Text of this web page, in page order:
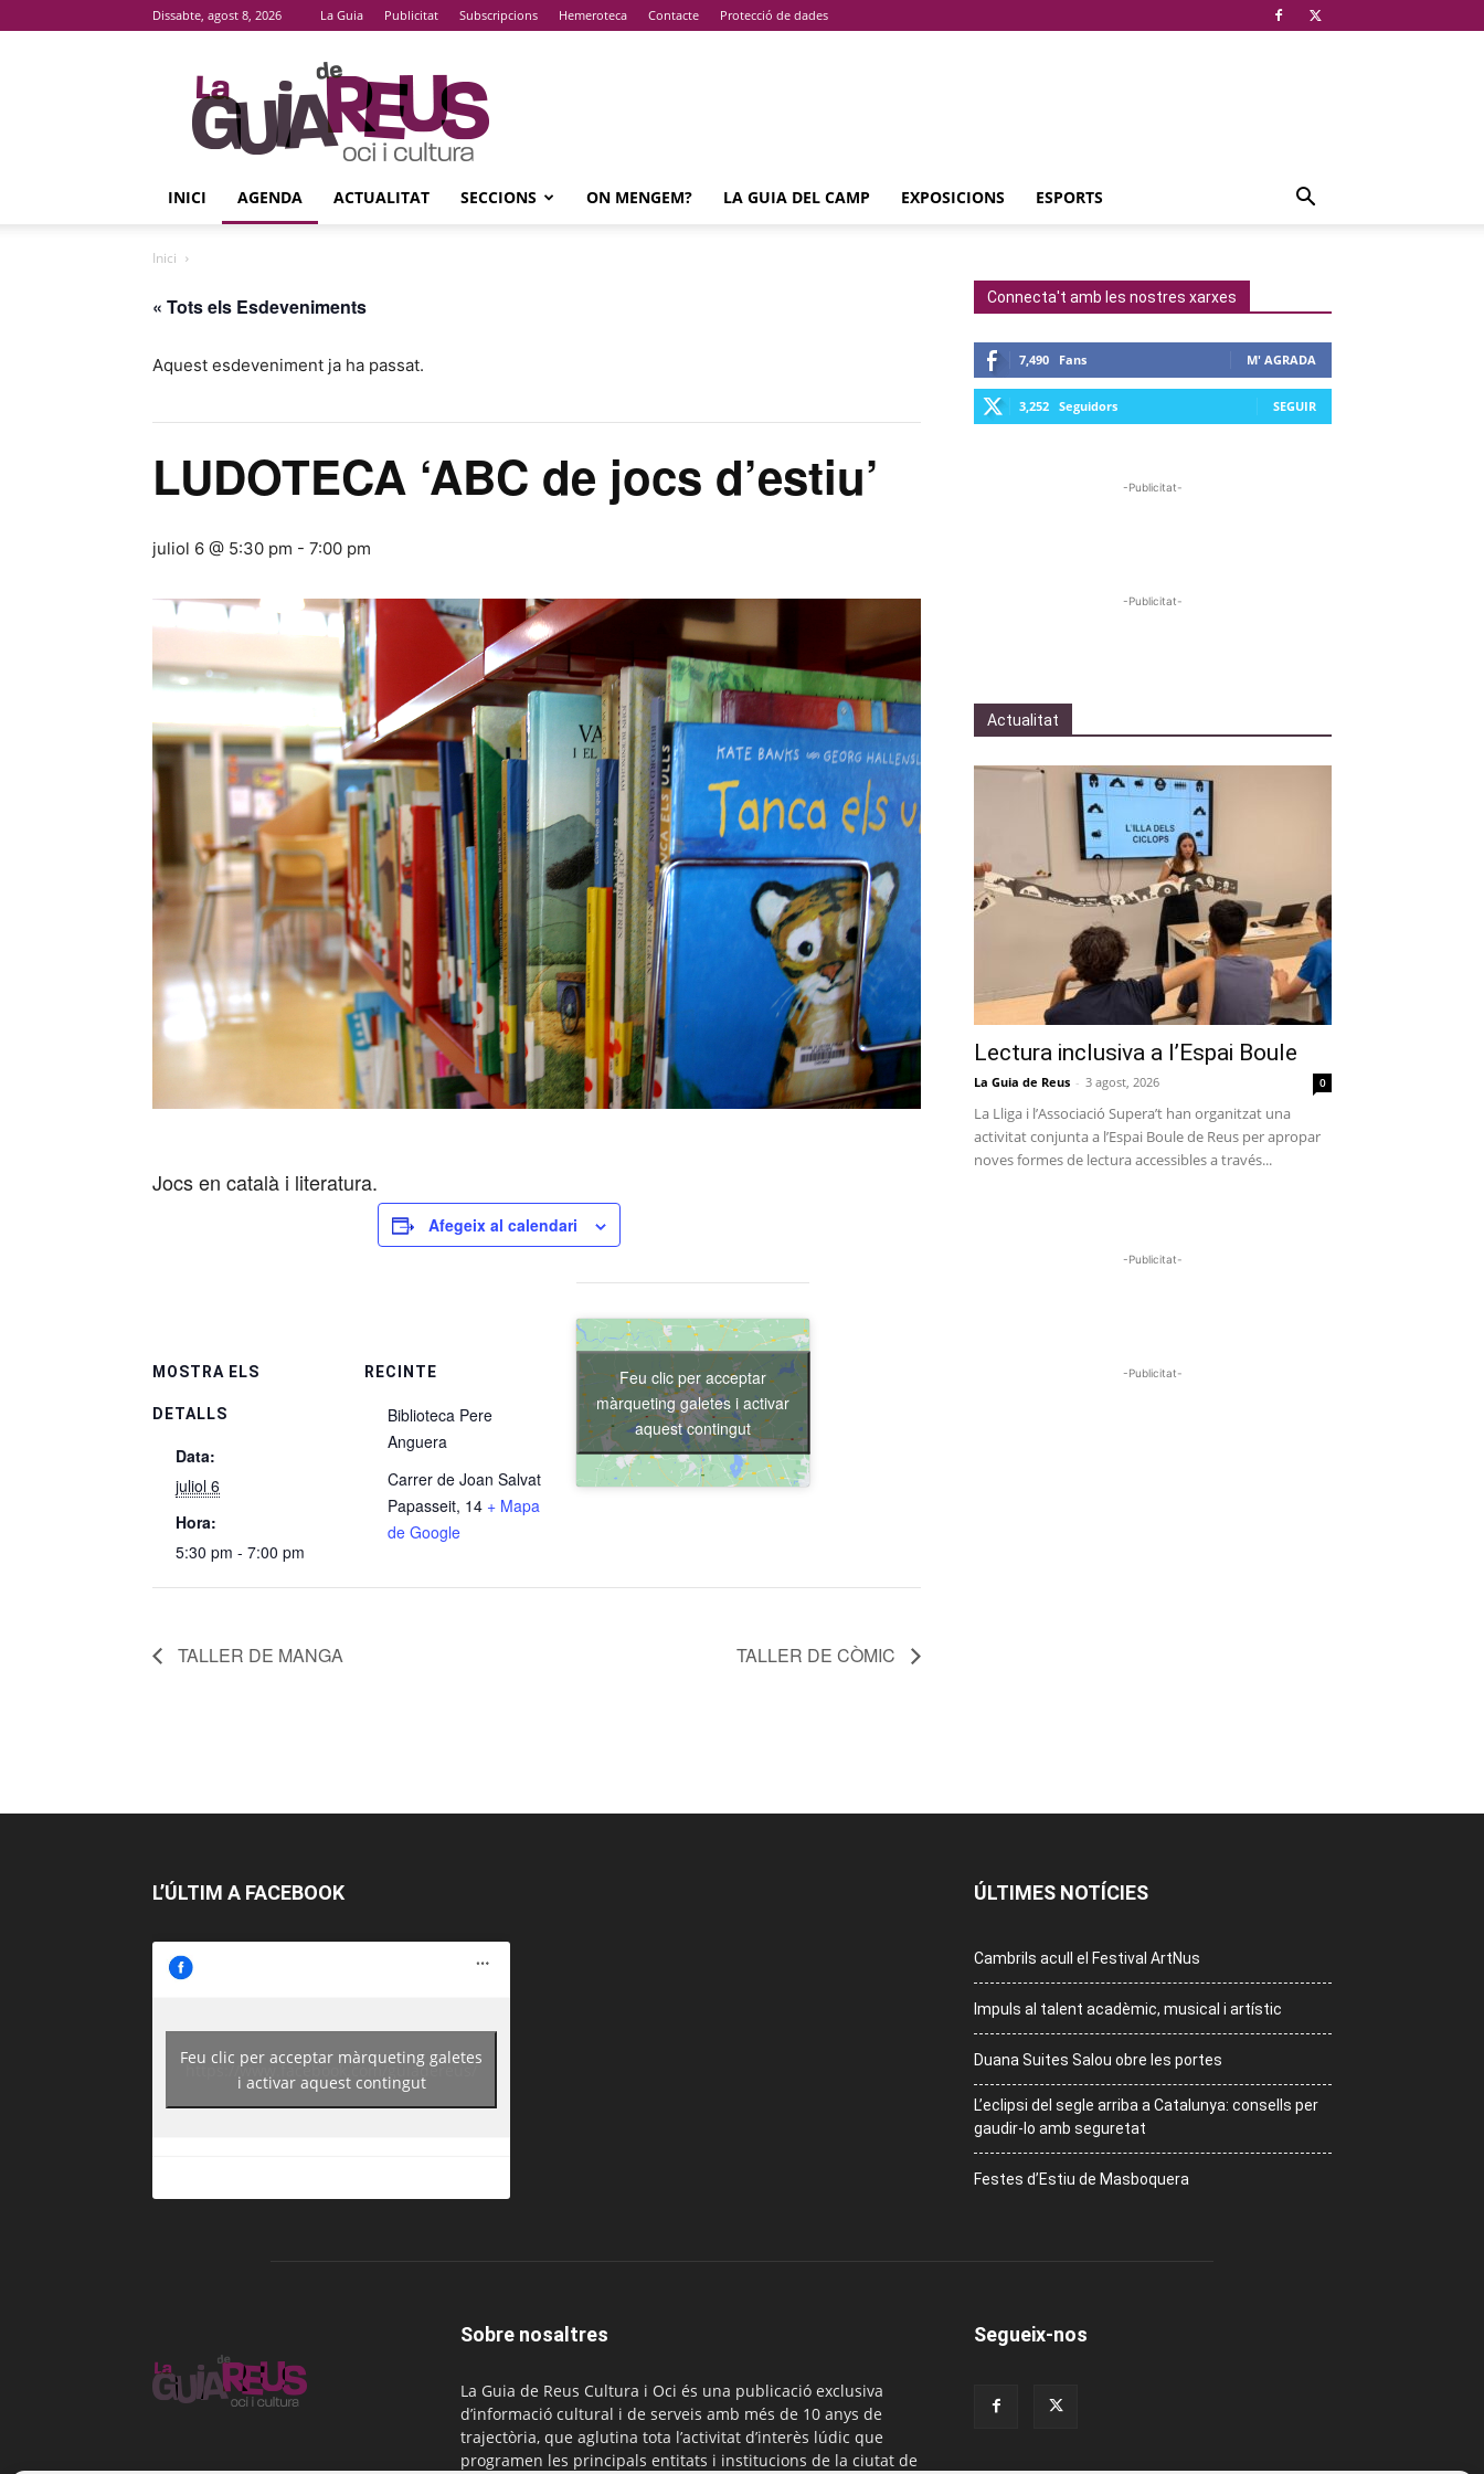
Dissabte, agost 8, 2026 La Guia Publicitat Subscripcions Hemeroteca Contacte Protecció de dades
La
Guia
De
Reus
INICI AGENDA ACTUALITAT SECCIONS ON MENGEM? LA GUIA DEL CAMP EXPOSICIONS ESPORTS
Inici
« Tots els Esdeveniments
Aquest esdeveniment ja ha passat.
LUDOTECA ‘ABC de jocs d’estiu’
juliol 6 @ 5:30 pm - 7:00 pm
Jocs en català i literatura.
Afegeix al calendari
MOSTRA ELS
DETALLS
Data:
juliol 6
Hora:
5:30 pm - 7:00 pm
RECINTE
Biblioteca Pere
Anguera
Carrer de Joan Salvat
Papasseit, 14 + Mapa
de Google
Feu clic per acceptar
màrqueting galetes i activar
aquest contingut
TALLER DE MANGA TALLER DE CÒMIC
Connecta't amb les nostres xarxes
7,490 Fans M' AGRADA
3,252 Seguidors SEGUIR
-Publicitat-
-Publicitat-
Actualitat
Lectura inclusiva a l’Espai Boule
La Guia de Reus - 3 agost, 2026 0
La Lliga i l’Associació Supera’t han organitzat una
activitat conjunta a l’Espai Boule de Reus per apropar
noves formes de lectura accessibles a través...
-Publicitat-
-Publicitat-
L’ÚLTIM A FACEBOOK
https://www.facebook.com/guiadereus/
Feu clic per acceptar màrqueting galetes
i activar aquest contingut
ÚLTIMES NOTÍCIES
Cambrils acull el Festival ArtNus
Impuls al talent acadèmic, musical i artístic
Duana Suites Salou obre les portes
L’eclipsi del segle arriba a Catalunya: consells per
gaudir-lo amb seguretat
Festes d’Estiu de Masboquera
Sobre nosaltres
La Guia de Reus Cultura i Oci és una publicació exclusiva
d’informació cultural i de serveis amb més de 10 anys de
trajectòria, que aglutina tota l’activitat d’interès lúdic que
programen les principals entitats i institucions de la ciutat de
Segueix-nos